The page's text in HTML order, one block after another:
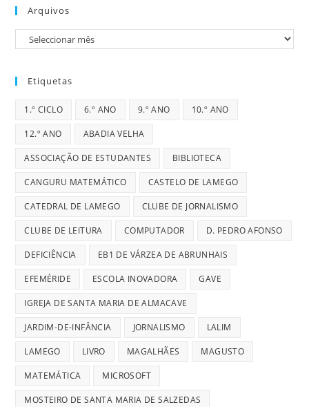
Arquivos
Arquivos
Etiquetas
1.º CICLO 6.º ANO 9.º ANO 10.º ANO
12.º ANO ABADIA VELHA
ASSOCIAÇÃO DE ESTUDANTES BIBLIOTECA
CANGURU MATEMÁTICO CASTELO DE LAMEGO
CATEDRAL DE LAMEGO CLUBE DE JORNALISMO
CLUBE DE LEITURA COMPUTADOR D. PEDRO AFONSO
DEFICIÊNCIA EB1 DE VÁRZEA DE ABRUNHAIS
EFEMÉRIDE ESCOLA INOVADORA GAVE
IGREJA DE SANTA MARIA DE ALMACAVE
JARDIM-DE-INFÂNCIA JORNALISMO LALIM
LAMEGO LIVRO MAGALHÃES MAGUSTO
MATEMÁTICA MICROSOFT
MOSTEIRO DE SANTA MARIA DE SALZEDAS